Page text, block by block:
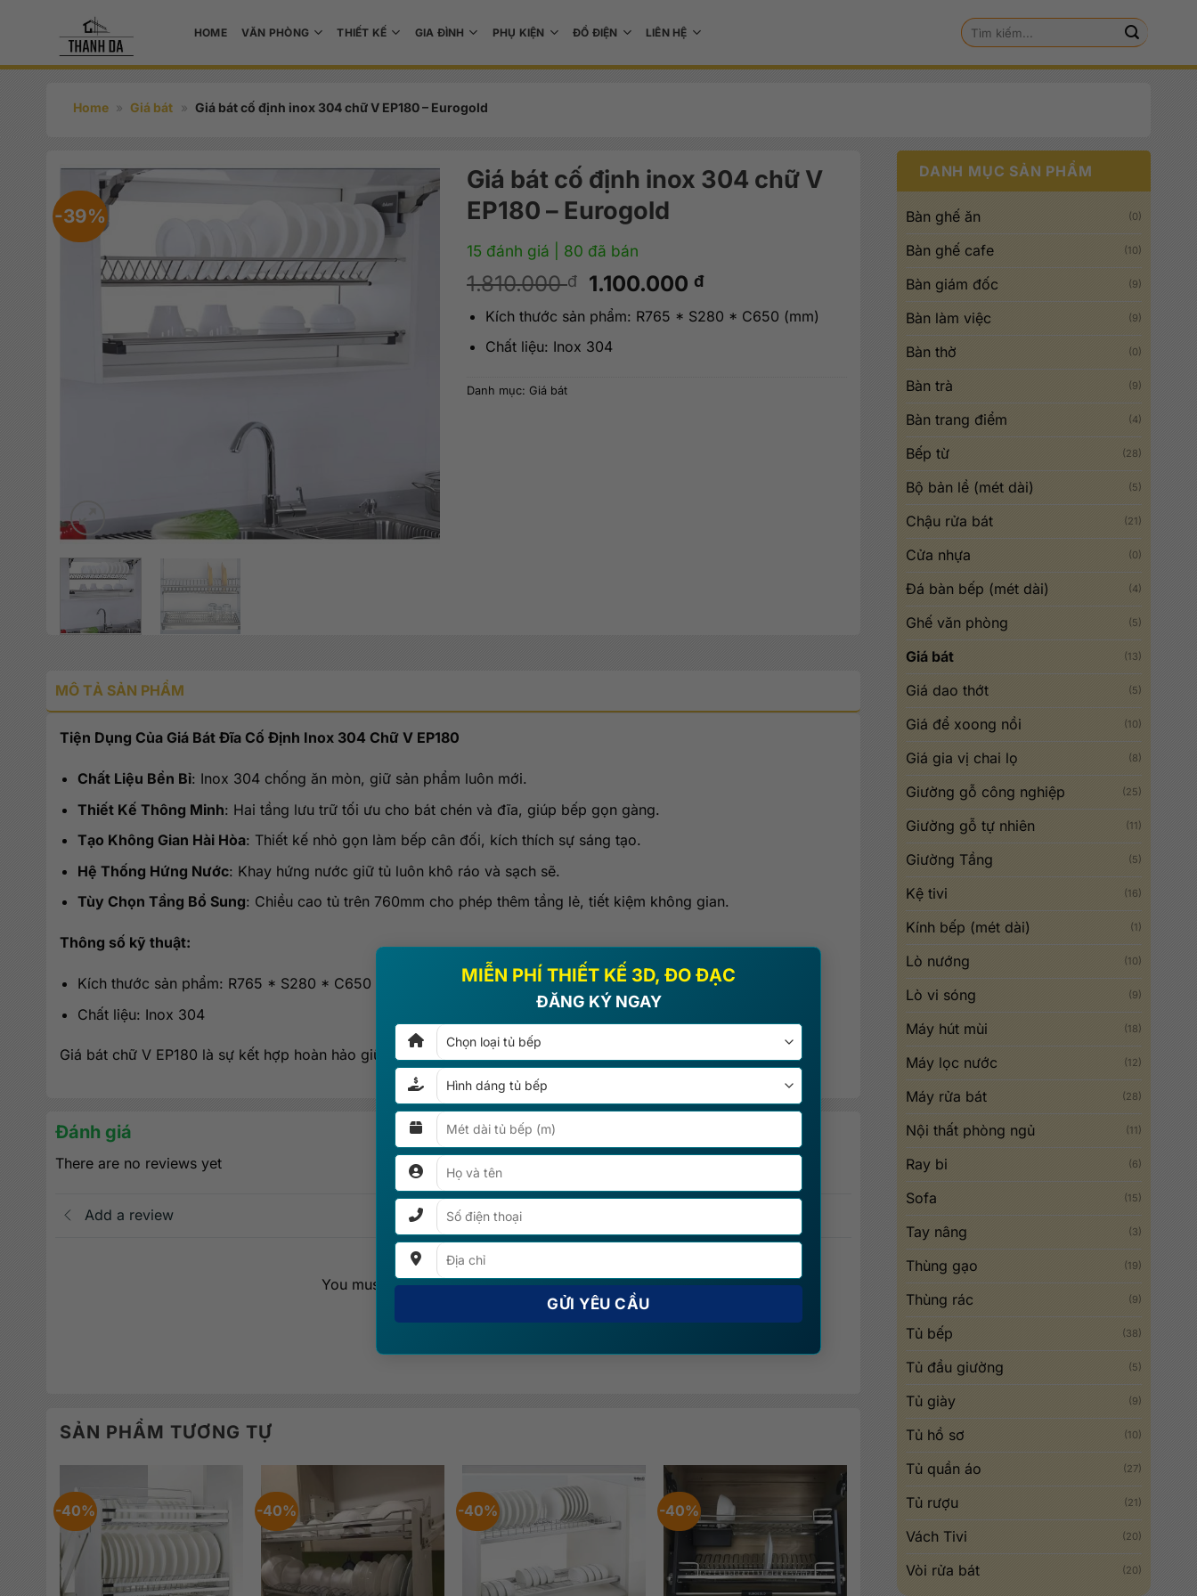
MIỄN PHÍ THIẾT KẾ 3D, ĐO ĐẠC
ĐĂNG KÝ NGAY
HOME VĂN PHÒNG THIẾT KẾ GIA ĐÌNH PHỤ KIỆN ĐỒ ĐIỆN LIÊN HỆ
Tìm
kiếm:
Home » Giá bát » Giá bát cố định inox 304 chữ V EP180 – Eurogold
DANH MỤC SẢN PHẨM
Bàn ghế ăn (0)
Bàn ghế cafe (10)
Bàn giám đốc (9)
Bàn làm việc (9)
Bàn thờ (0)
Bàn trà (9)
Bàn trang điểm (4)
Bếp từ (28)
Bộ bản lề (mét dài) (5)
Chậu rửa bát (21)
Cửa nhựa (0)
Đá bàn bếp (mét dài) (4)
Ghế văn phòng (5)
Giá bát (13)
Giá dao thớt (5)
Giá để xoong nồi (10)
Giá gia vị chai lọ (8)
Giường gỗ công nghiệp (25)
Giường gỗ tự nhiên (11)
Giường Tầng (5)
Kệ tivi (16)
Kính bếp (mét dài) (1)
Lò nướng (10)
Lò vi sóng (9)
Máy hút mùi (18)
Máy lọc nước (12)
Máy rửa bát (28)
Nội thất phòng ngủ (11)
Ray bi (6)
Sofa (15)
Tay nâng (3)
Thùng gạo (19)
Thùng rác (9)
Tủ bếp (38)
Tủ đầu giường (5)
Tủ giày (9)
Tủ hồ sơ (10)
Tủ quần áo (27)
Tủ rượu (21)
Vách Tivi (20)
Vòi rửa bát (20)
-39%
Giá bát cố định inox 304 chữ V
EP180 – Eurogold
15 đánh giá | 80 đã bán
1.810.000đ
Giá
gốc
là:
1.810.000 đ.
1.100.000đGiá
tại
Kích thước sản phẩm: R765 * S280 * C650 (mm)
Chất liệu: Inox 304
Danh mục: Giá bát
MÔ TẢ SẢN PHẨM
Tiện Dụng Của Giá Bát Đĩa Cố Định Inox 304 Chữ V EP180
Chất Liệu Bền Bỉ: Inox 304 chống ăn mòn, giữ sản phẩm luôn mới.
Thiết Kế Thông Minh: Hai tầng lưu trữ tối ưu cho bát chén và đĩa, giúp bếp gọn gàng.
Tạo Không Gian Hài Hòa: Thiết kế nhỏ gọn làm bếp cân đối, kích thích sự sáng tạo.
Hệ Thống Hứng Nước: Khay hứng nước giữ tủ luôn khô ráo và sạch sẽ.
Tùy Chọn Tầng Bổ Sung: Chiều cao tủ trên 760mm cho phép thêm tầng lẻ, tiết kiệm không gian.
Thông số kỹ thuật:
Kích thước sản phẩm: R765 * S280 * C650 (mm)
Chất liệu: Inox 304
Giá bát chữ V EP180 là sự kết hợp hoàn hảo giữa tính năng và thiết kế.
Đánh giá
There are no reviews yet
Add a review
You must be logged in to post a review
SẢN PHẨM TƯƠNG TỰ
-40% -40% -40% -40%